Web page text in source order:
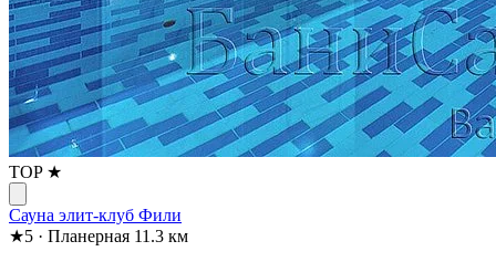
TOP ★
Сауна элит-клуб Фили
★5 · Планерная 11.3 км